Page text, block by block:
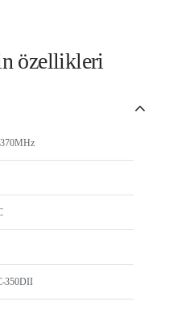
özellikleri
350DII